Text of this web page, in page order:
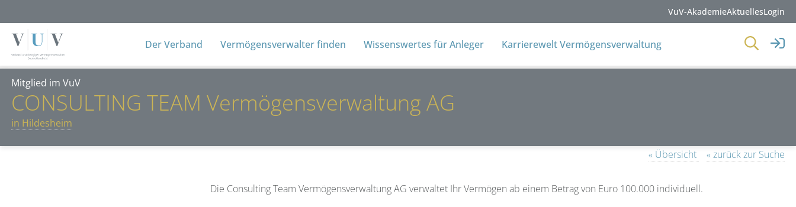
VuV-AkademieAktuellesLogin
Der Verband Vermögensverwalter finden Wissenswertes für Anleger Karrierewelt Vermögensverwaltung
Mitglied im VuV
CONSULTING TEAM Vermögensverwaltung AG
in Hildesheim
« Übersicht « zurück zur Suche
Die Consulting Team Vermögensverwaltung AG verwaltet Ihr Vermögen ab einem Betrag von Euro 100.000 individuell.